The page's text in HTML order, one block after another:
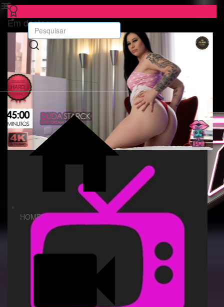
Em destaque
HOME